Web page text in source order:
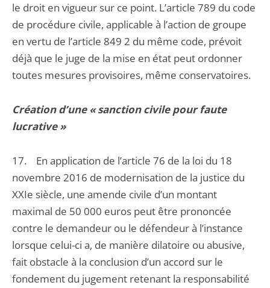
le droit en vigueur sur ce point. L’article 789 du code
de procédure civile, applicable à l’action de groupe
en vertu de l’article 849 2 du même code, prévoit
déjà que le juge de la mise en état peut ordonner
toutes mesures provisoires, même conservatoires.
Création d’une « sanction civile pour faute
lucrative »
17. En application de l’article 76 de la loi du 18
novembre 2016 de modernisation de la justice du
XXIe siècle, une amende civile d’un montant
maximal de 50 000 euros peut être prononcée
contre le demandeur ou le défendeur à l’instance
lorsque celui-ci a, de manière dilatoire ou abusive,
fait obstacle à la conclusion d’un accord sur le
fondement du jugement retenant la responsabilité